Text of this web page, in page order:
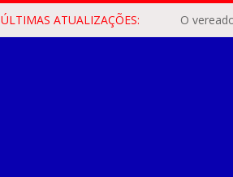
ÚLTIMAS ATUALIZAÇÕES: